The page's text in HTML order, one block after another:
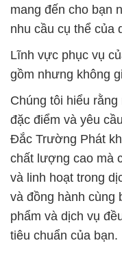
mang đến cho bạn
nhu cầu cụ thể của
Lĩnh vực phục vụ
gồm nhưng không
Chúng tôi hiểu
đặc điểm và yêu
Đắc Trường Phát
chất lượng cao mà
và linh hoạt trong
và đồng hành cùng
phẩm và dịch vụ
tiêu chuẩn của bạn.